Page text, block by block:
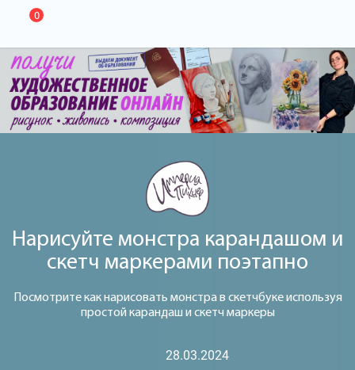
0
Нарисуйте монстра карандашом и
скетч маркерами поэтапно
Посмотрите как нарисовать монстра в скетчбуке используя
простой карандаш и скетч маркеры
28.03.2024